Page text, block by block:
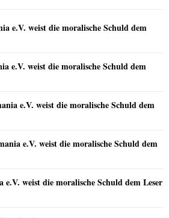
e.V. weist die moralische Schuld dem
e.V. weist die moralische Schuld dem
e.V. weist die moralische Schuld dem
e.V. weist die moralische Schuld dem
e.V. weist die moralische Schuld dem Leser